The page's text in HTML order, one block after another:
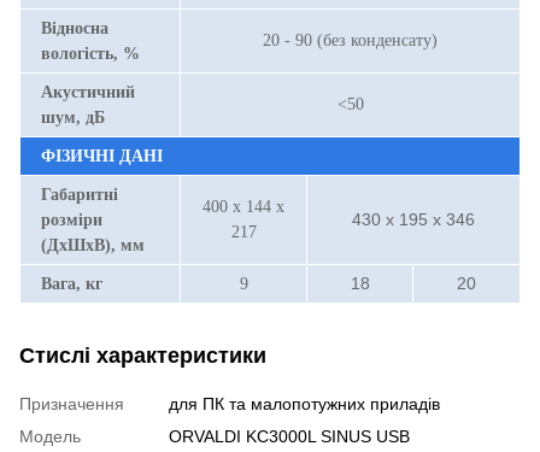
Відносна
вологість, %
20 - 90 (без конденсату)
Акустичний
шум, дБ
<50
ФІЗИЧНІ ДАНІ
Габаритні
розміри
(ДхШхВ), мм
400 x 144 x
217
430 x 195 x 346
Вага, кг 9 18 20
Стислі характеристики
Призначення
для ПК та малопотужних приладів
Модель
ORVALDI KC3000L SINUS USB